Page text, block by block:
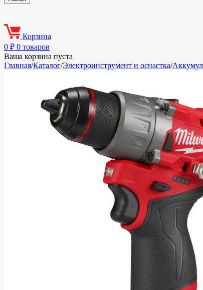
Корзина
0 ₽ 0 товаров
Ваша корзина пуста
Главная/Каталог/Электроинструмент и оснастка/